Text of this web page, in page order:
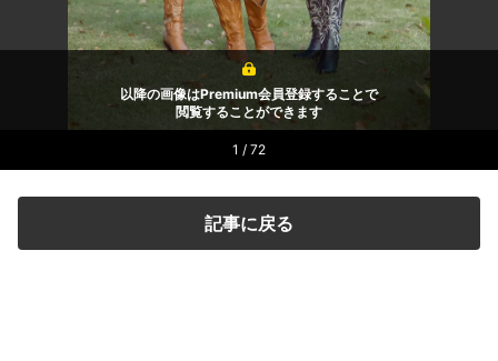
以降の画像はPremium会員登録することで
閲覧することができます
1 / 72
記事に戻る